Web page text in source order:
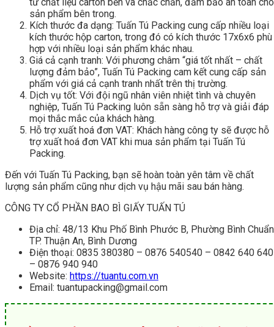
sản phẩm bên trong.
Kích thước đa dạng: Tuấn Tú Packing cung cấp nhiều loại
kích thước hộp carton, trong đó có kích thước 17x6x6 phù
hợp với nhiều loại sản phẩm khác nhau.
Giá cả cạnh tranh: Với phương châm “giá tốt nhất – chất
lượng đảm bảo”, Tuấn Tú Packing cam kết cung cấp sản
phẩm với giá cả cạnh tranh nhất trên thị trường.
Dịch vụ tốt: Với đội ngũ nhân viên nhiệt tình và chuyên
nghiệp, Tuấn Tú Packing luôn sẵn sàng hỗ trợ và giải đáp
mọi thắc mắc của khách hàng.
Hỗ trợ xuất hoá đơn VAT: Khách hàng công ty sẽ được hỗ
trợ xuất hoá đơn VAT khi mua sản phẩm tại Tuấn Tú
Packing.
Đến với Tuấn Tú Packing, bạn sẽ hoàn toàn yên tâm về chất
lượng sản phẩm cũng như dịch vụ hậu mãi sau bán hàng.
CÔNG TY CỔ PHẦN BAO BÌ GIẤY TUẤN TÚ
Địa chỉ: 48/13 Khu Phố Bình Phước B, Phường Bình
TP. Thuận An, Bình Dương
Điện thoại: 0835 380380 – 0876 540540 – 0842 640 640
– 0876 940 940
Website: https://tuantu.com.vn
Email: tuantupacking@gmail.com